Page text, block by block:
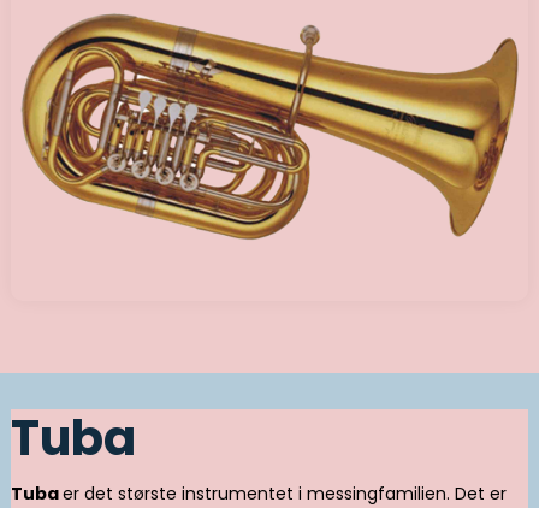
Tuba
Tubaer det største instrumentet i messingfamilien. Det er